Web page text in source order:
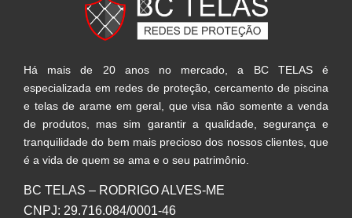
Há mais de 20 anos no mercado, a BC TELAS é
especializada em redes de proteção, cercamento de piscina
e telas de arame em geral, que visa não somente a venda
de produtos, mas sim garantir a qualidade, segurança e
tranquilidade do bem mais precioso dos nossos clientes, que
é a vida de quem se ama e o seu patrimônio.
BC TELAS – RODRIGO ALVES-ME
CNPJ: 29.716.084/0001-46